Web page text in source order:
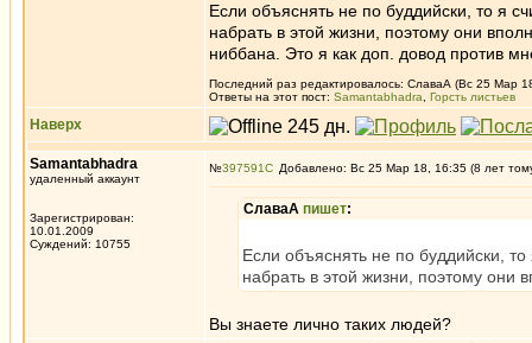
Если объяснять не по буддийски, то я
набрать в этой жизни, поэтому они
ниббана. Это я как доп. довод против
Последний раз редактировалось: СлаваА (Вс 25 Мар
Ответы на этот пост: Samantabhadra Горсть листьев
Наверх
Samantabhadra
удаленный аккаунт
Зарегистрирован:
10.01.2009
Суждений: 10755
№397591 Добавлено: Вс 25 Мар 18, 16:35 (8 лет
СлаваА пишет:
Если объяснять не по буддийски,
набрать в этой жизни, поэтому они
Вы знаете лично таких людей?